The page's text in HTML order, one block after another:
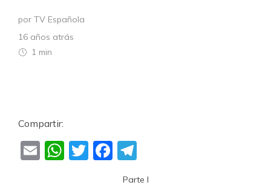
por TV Española
16 años atrás
1 min
Compartir:
EmailWhatsApp
TwitterFacebook
Parte I